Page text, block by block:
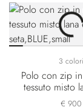
3 colori
Polo con zip
tessuto misto
€ 900